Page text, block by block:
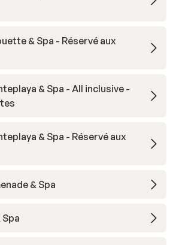
& Spa - Réservé aux
& Spa - All inclusive -
& Spa - Réservé aux
& Spa